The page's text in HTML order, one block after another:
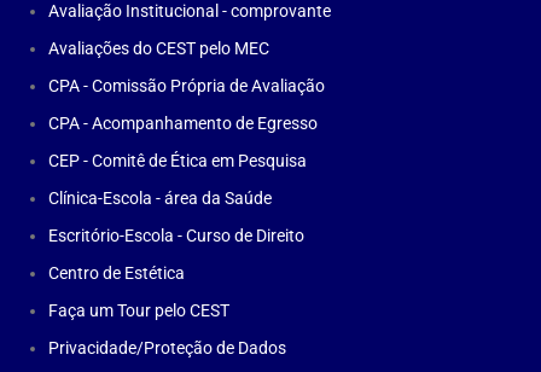
Avaliação Institucional - comprovante
Avaliações do CEST pelo MEC
CPA - Comissão Própria de Avaliação
CPA - Acompanhamento de Egresso
CEP - Comitê de Ética em Pesquisa
Clínica-Escola - área da Saúde
Escritório-Escola - Curso de Direito
Centro de Estética
Faça um Tour pelo CEST
Privacidade/Proteção de Dados